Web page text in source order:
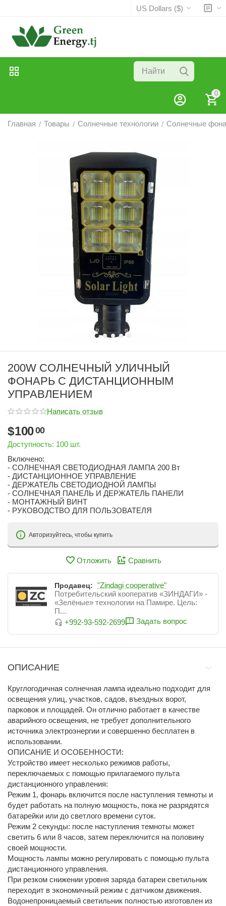
US Dollars ($)
0
Главная / Товары / Солнечные технологии / Солнечные
200W СОЛНЕЧНЫЙ УЛИЧНЫЙ
ФОНАРЬ С ДИСТАНЦИОННЫМ
УПРАВЛЕНИЕМ
Написать отзыв
$10000
Доступность: 100 шт.
Включено:
- СОЛНЕЧНАЯ СВЕТОДИОДНАЯ ЛАМПА 200 Вт
- ДИСТАНЦИОННОЕ УПРАВЛЕНИЕ
- ДЕРЖАТЕЛЬ СВЕТОДИОДНОЙ ЛАМПЫ
- СОЛНЕЧНАЯ ПАНЕЛЬ И ДЕРЖАТЕЛЬ ПАНЕЛИ
- МОНТАЖНЫЙ ВИНТ
- РУКОВОДСТВО ДЛЯ ПОЛЬЗОВАТЕЛЯ
Авторизуйтесь, чтобы купить
Отложить Сравнить
Продавец:
"Zindagi cooperative"
Потребительский кооператив «ЗИНДАГИ» -
«Зелёные» технологии на Памире. Цель:
П...
+992-93-592-2699
Задать вопрос
ОПИСАНИЕ
Круглогодичная солнечная лампа идеально подходит для
освещения улиц, участков, садов, въездных ворот,
парковок и площадей. Он отлично работает в качестве
аварийного освещения, не требует дополнительного
источника электроэнергии и совершенно бесплатен в
использовании.
ОПИСАНИЕ И ОСОБЕННОСТИ:
Устройство имеет несколько режимов работы,
переключаемых с помощью прилагаемого пульта
дистанционного управления:
Режим 1, фонарь включится после наступления темноты и
будет работать на полную мощность, пока не разрядятся
батарейки или до светлого времени суток.
Режим 2 секунды: после наступления темноты может
светить 6 или 8 часов, затем переключится на половину
своей мощности.
Мощность лампы можно регулировать с помощью пульта
дистанционного управления.
При резком снижении уровня заряда батареи светильник
переходит в экономичный режим с датчиком движения.
Водонепроницаемый светильник полностью изготовлен из